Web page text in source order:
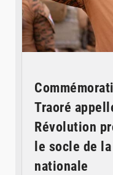
Traoré
Révolution
le socle de
nationale